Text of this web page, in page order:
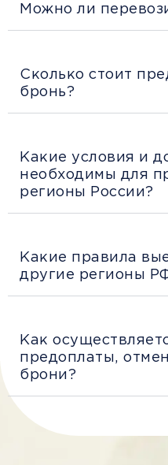
Можно ли
Сколько стоит
бронь?
Какие условия и
необходимы для
регионы России?
Какие правила
другие регионы
Как
предоплаты,
брони?